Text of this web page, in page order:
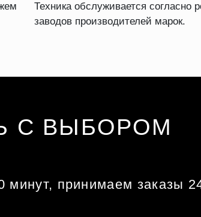
Техника обслуживается согласно
заводов производителей марок.
С ВЫБОРОМ
минут, принимаем заказы